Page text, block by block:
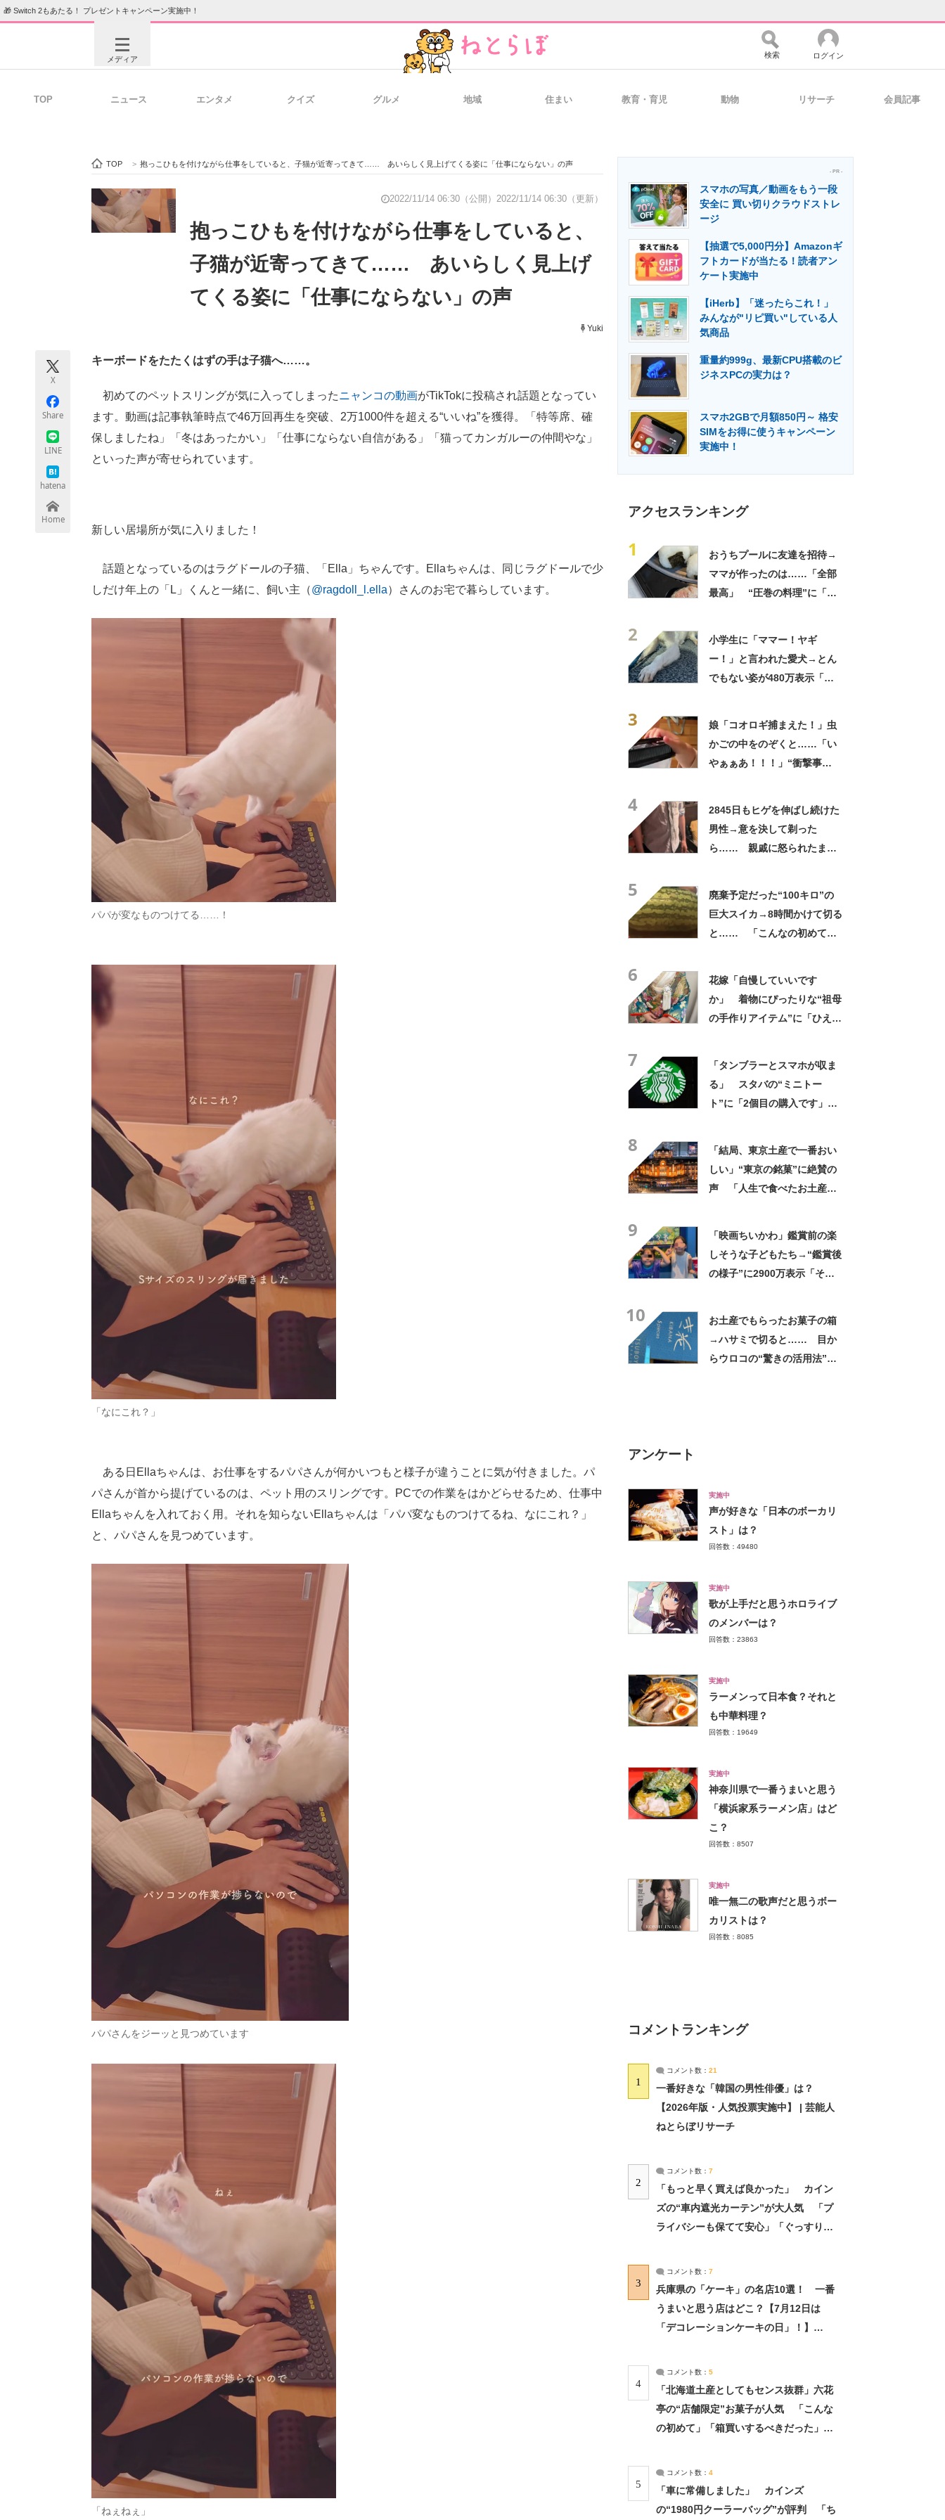
🎁 Switch 2もあたる！ プレゼントキャンペーン実施中！
メディア
ビジネスと働き方のヒント 経営リーダーのコミュニティ マーケ×ITの今がよく分かる
ITエンジニア向け専門サイト 企業向けIT製品の総合サイト IT製品の技術・比較・事例 製造業のIT導入・活用を支援
エネルギーの専門メディア 建設×テクノロジーの最前線
ちょっと気になるネットの話題
検索 ログイン
TOP ニュース エンタメ クイズ グルメ 地域 住まい 教育・育児 動物 リサーチ 会員記事
TOP > 抱っこひもを付けながら仕事をしていると、子猫が近寄ってきて…… あいらしく見上げてくる姿に「仕事にならない」の声
2022/11/14 06:30（公開） 2022/11/14 06:30（更新）
抱っこひもを付けながら仕事をしていると、
子猫が近寄ってきて…… あいらしく見上げ
てくる姿に「仕事にならない」の声
Yuki
X
Share
LINE
hatena
Home
キーボードをたたくはずの手は子猫へ……。
初めてのペットスリングが気に入ってしまったニャンコの動画がTikTokに投稿され話題となってい
ます。動画は記事執筆時点で46万回再生を突破、2万1000件を超える“いいね”を獲得。「特等席、確
保しましたね」「冬はあったかい」「仕事にならない自信がある」「猫ってカンガルーの仲間やな」
といった声が寄せられています。
新しい居場所が気に入りました！
話題となっているのはラグドールの子猫、「Ella」ちゃんです。Ellaちゃんは、同じラグドールで少
しだけ年上の「L」くんと一緒に、飼い主（@ragdoll_l.ella）さんのお宅で暮らしています。
パパが変なものつけてる……！
「なにこれ？」
ある日Ellaちゃんは、お仕事をするパパさんが何かいつもと様子が違うことに気が付きました。パ
パさんが首から提げているのは、ペット用のスリングです。PCでの作業をはかどらせるため、仕事中
Ellaちゃんを入れておく用。それを知らないEllaちゃんは「パパ変なものつけてるね、なにこれ？」
と、パパさんを見つめています。
パパさんをジーッと見つめています
「ねぇねぇ」
- PR -
スマホの写真／動画をもう一段
安全に 買い切りクラウドストレ
ージ
【抽選で5,000円分】Amazonギ
フトカードが当たる！読者アン
ケート実施中
【iHerb】「迷ったらこれ！」
みんなが"リピ買い"している人
気商品
重量約999g、最新CPU搭載のビ
ジネスPCの実力は？
スマホ2GBで月額850円～ 格安
SIMをお得に使うキャンペーン
実施中！
アクセスランキング
1
おうちプールに友達を招待→
ママが作ったのは……「全部
最高」 “圧巻の料理”に「う
2
小学生に「ママー！ヤギ
ー！」と言われた愛犬→とん
でもない姿が480万表示「ど
3
娘「コオロギ捕まえた！」虫
かごの中をのぞくと……「い
やぁぁあ！！！」“衝撃事
4
2845日もヒゲを伸ばし続けた
男性→意を決して剃った
ら…… 親戚に怒られたまさ
5
廃棄予定だった“100キロ”の
巨大スイカ→8時間かけて切る
と…… 「こんなの初めて見
6
花嫁「自慢していいです
か」 着物にぴったりな“祖母
の手作りアイテム”に「ひえ
7
「タンブラーとスマホが収ま
る」 スタバの“ミニトー
ト”に「2個目の購入です」
8
「結局、東京土産で一番おい
しい」“東京の銘菓”に絶賛の
声 「人生で食べたお土産の
9
「映画ちいかわ」鑑賞前の楽
しそうな子どもたち→“鑑賞後
の様子”に2900万表示「そう
10
お土産でもらったお菓子の箱
→ハサミで切ると…… 目か
らウロコの“驚きの活用法”に
アンケート
実施中
声が好きな「日本のボーカリ
スト」は？
回答数：49480
実施中
歌が上手だと思うホロライブ
のメンバーは？
回答数：23863
実施中
ラーメンって日本食？それと
も中華料理？
回答数：19649
実施中
神奈川県で一番うまいと思う
「横浜家系ラーメン店」はど
こ？
回答数：8507
実施中
唯一無二の歌声だと思うボー
カリストは？
回答数：8085
コメントランキング
1
コメント数： 21
一番好きな「韓国の男性俳優」は？
【2026年版・人気投票実施中】 | 芸能人
ねとらぼリサーチ
2
コメント数： 7
「もっと早く買えば良かった」 カイン
ズの“車内遮光カーテン”が大人気 「プ
ライバシーも保てて安心」「ぐっすり眠
3
コメント数： 7
兵庫県の「ケーキ」の名店10選！ 一番
うまいと思う店はどこ？【7月12日は
「デコレーションケーキの日」！】
4
コメント数： 5
「北海道土産としてもセンス抜群」六花
亭の“店舗限定”お菓子が人気 「こんな
の初めて」「箱買いするべきだった」
5
コメント数： 4
「車に常備しました」 カインズ
の“1980円クーラーバッグ”が評判 「ち